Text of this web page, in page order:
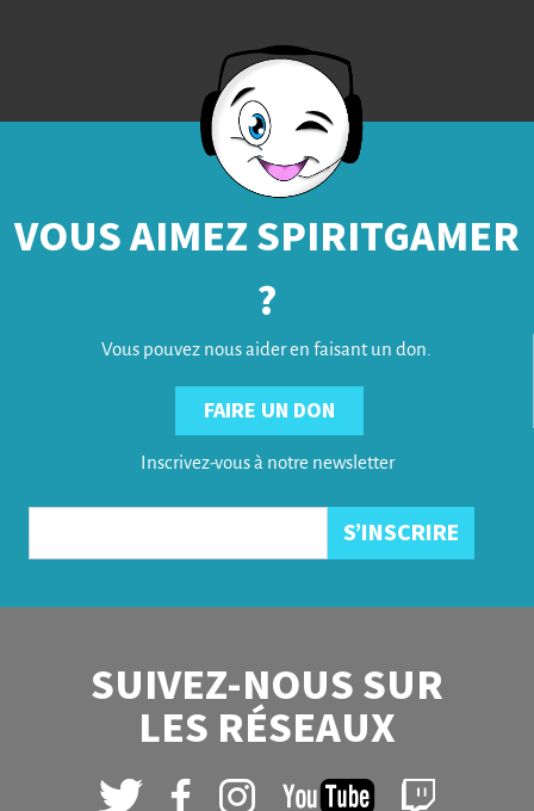
VOUS AIMEZ SPIRITGAMER
?
Vous pouvez nous aider en faisant un don.
FAIRE UN DON
Inscrivez-vous à notre newsletter
SUIVEZ-NOUS SUR
LES RÉSEAUX